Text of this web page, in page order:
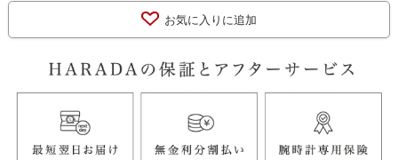
お気に入りに追加